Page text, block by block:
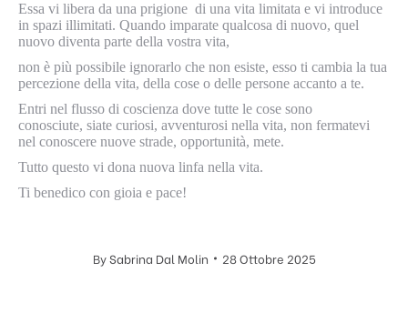
Essa vi libera da una prigione di una vita limitata e vi introduce
in spazi illimitati. Quando imparate qualcosa di nuovo, quel
nuovo diventa parte della vostra vita,
non è più possibile ignorarlo che non esiste, esso ti cambia la tua
percezione della vita, della cose o delle persone accanto a te.
Entri nel flusso di coscienza dove tutte le cose sono
conosciute, siate curiosi, avventurosi nella vita, non fermatevi
nel conoscere nuove strade, opportunità, mete.
Tutto questo vi dona nuova linfa nella vita.
Ti benedico con gioia e pace!
BySabrina Dal Molin 28 Ottobre 2025